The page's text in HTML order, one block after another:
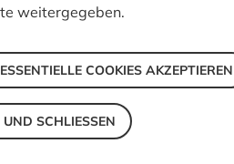
weitergegeben.
COOKIES AKZEPTIEREN
SCHLIESSEN